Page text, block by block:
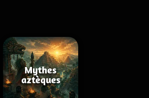
Mythes
aztèques